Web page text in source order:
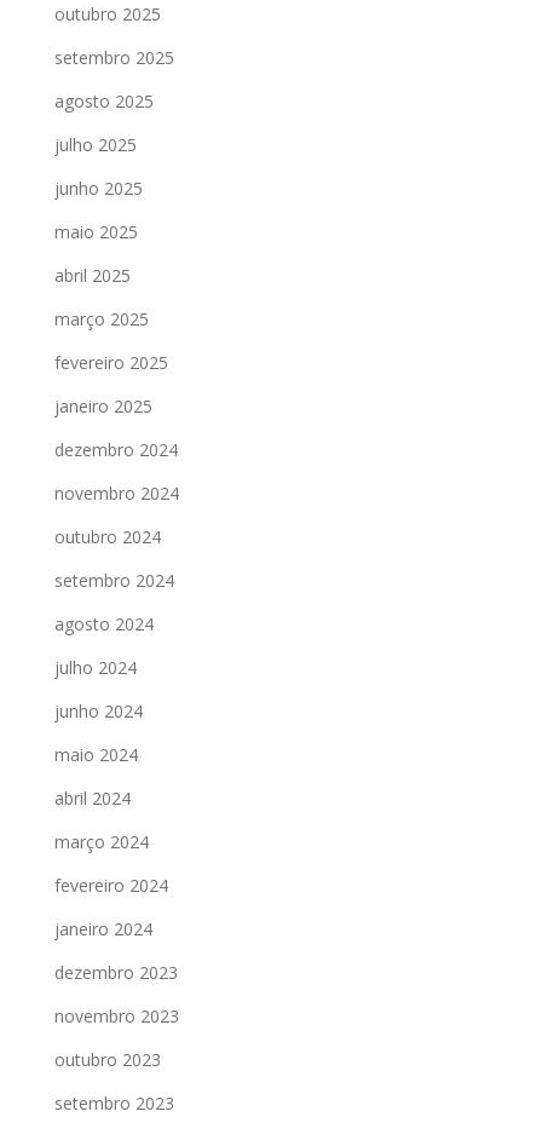
outubro 2025
setembro 2025
agosto 2025
julho 2025
junho 2025
maio 2025
abril 2025
março 2025
fevereiro 2025
janeiro 2025
dezembro 2024
novembro 2024
outubro 2024
setembro 2024
agosto 2024
julho 2024
junho 2024
maio 2024
abril 2024
março 2024
fevereiro 2024
janeiro 2024
dezembro 2023
novembro 2023
outubro 2023
setembro 2023